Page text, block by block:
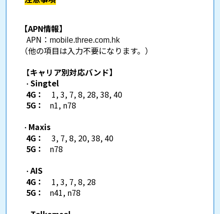
【APN情報】
APN： mobile.three.com.hk
（他の項目は入力不要になります。）
【キャリア別対応バンド】
・ Singtel
4G： 1, 3, 7, 8, 28, 38, 40
5G：
n1, n78
・ Maxis
4G： 3, 7, 8, 20, 38, 40
5G：
n78
・AIS
4G： 1, 3, 7, 8, 28
5G：
n41, n78